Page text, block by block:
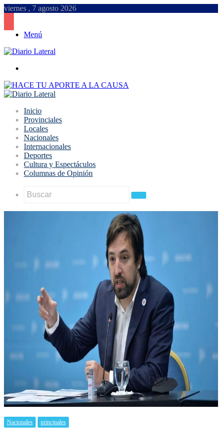
viernes , 7 agosto 2026
Menú
Inicio
Provinciales
Locales
Nacionales
Internacionales
Deportes
Cultura y Espectáculos
Columnas de Opinión
Buscar
Nacionales principales